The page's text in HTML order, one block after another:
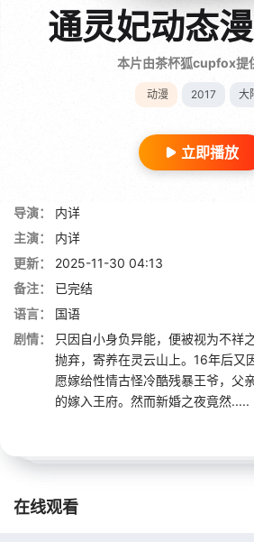
通灵妃动态
本片由茶杯狐cupfox提
动漫 2017 大
立即播放
导演：
内详
主演：
内详
更新：
2025-11-30 04:13
备注：
已完结
语言：
国语
剧情：
只因自小身负异能，便被视为不祥
抛弃，寄养在灵云山上。16年后又
愿嫁给性情古怪冷酷残暴王爷，父
的嫁入王府。然而新婚之夜竟然.....
在线观看